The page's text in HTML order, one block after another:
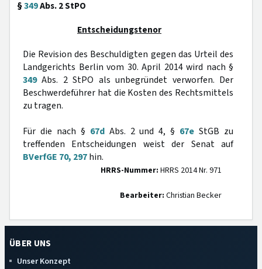
§349Abs. 2 StPO
Entscheidungstenor
Die Revision des Beschuldigten gegen das Urteil des
Landgerichts Berlin vom 30. April 2014 wird nach §
349Abs. 2 StPO als unbegründet verworfen. Der
Beschwerdeführer hat die Kosten des Rechtsmittels
zu tragen.
Für die nach § 67dAbs. 2 und 4, § 67e StGB zu
treffenden Entscheidungen weist der Senat auf
BVerfGE 70, 297hin.
HRRS-Nummer: HRRS 2014 Nr. 971
Bearbeiter: Christian Becker
ÜBER UNS
Unser Konzept